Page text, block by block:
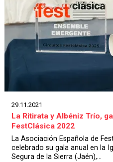
29.11.2021
La Ritirata y Albéniz Trío,
FestClásica 2022
La Asociación Española de
celebrado su gala anual en la
Segura de la Sierra (Jaén),...